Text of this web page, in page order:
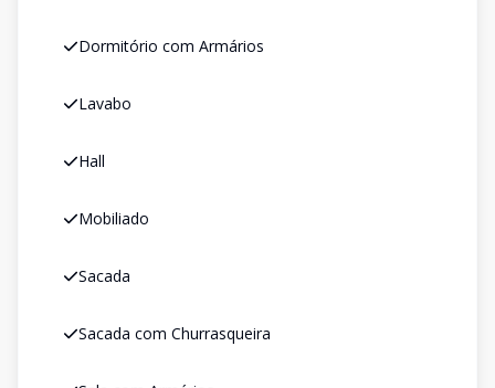
Dormitório com Armários
Lavabo
Hall
Mobiliado
Sacada
Sacada com Churrasqueira